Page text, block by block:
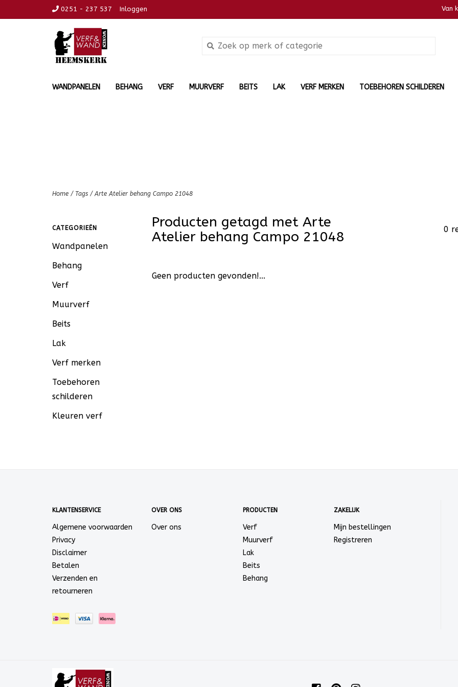
0251 - 237 537 Inloggen Van
WANDPANELEN BEHANG VERF MUURVERF BEITS LAK VERF MERKEN TOEBEHOREN SCHILDEREN
Home / Tags / Arte Atelier behang Campo 21048
CATEGORIEËN
Wandpanelen
Behang
Verf
Muurverf
Beits
Lak
Verf merken
Toebehoren
schilderen
Kleuren verf
Producten getagd met Arte
Atelier behang Campo 21048
0
Geen producten gevonden!...
KLANTENSERVICE
Algemene voorwaarden
Privacy
Disclaimer
Betalen
Verzenden en
retourneren
OVER ONS
Over ons
PRODUCTEN
Verf
Muurverf
Lak
Beits
Behang
ZAKELIJK
Mijn bestellingen
Registreren